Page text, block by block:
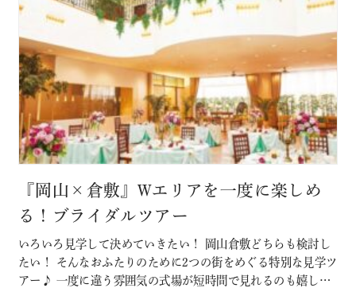
『岡山×倉敷』Wエリアを一度に楽しめ
る！ブライダルツアー
いろいろ見学して決めていきたい！ 岡山倉敷どちらも検討し
たい！ そんなおふたりのために2つの街をめぐる特別な見学ツ
アー♪ 一度に違う雰囲気の式場が短時間で見れるのも嬉しい